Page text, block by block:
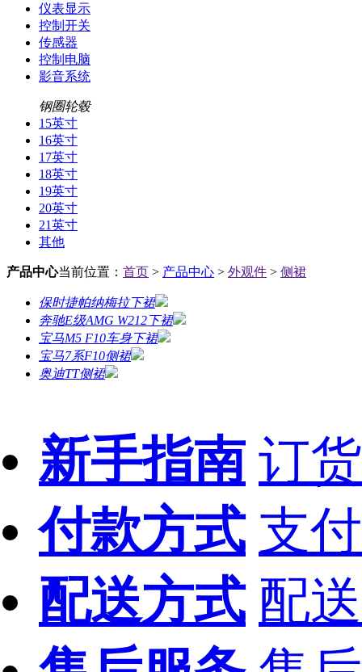
仪表显示
控制开关
传感器
控制电脑
影音系统
钢圈轮毂
15英寸
16英寸
17英寸
18英寸
19英寸
20英寸
21英寸
其他
产品中心当前位置： 首页 > 产品中心 > 外观件 > 侧裙
保时捷帕纳梅拉下裙
奔驰E级AMG W212下裙
宝马M5 F10车身下裙
宝马7系F10侧裙
奥迪TT侧裙
新手指南 订
付款方式 支
配送方式 配